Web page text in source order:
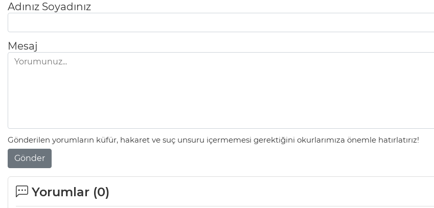
Adınız Soyadınız
Mesaj
Gönderilen yorumların küfür, hakaret ve suç unsuru içermemesi gerektiğini okurlarımıza önemle hatırlatırız!
Gönder
Yorumlar (0)